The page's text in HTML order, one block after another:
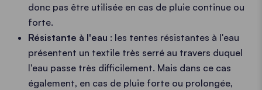
donc pas être utilisée en cas de pluie continue ou
forte.
Résistante à l'eau : les tentes résistantes à l'eau
présentent un textile très serré au travers duquel
l'eau passe très difficilement. Mais dans ce cas
également, en cas de pluie forte ou prolongée,